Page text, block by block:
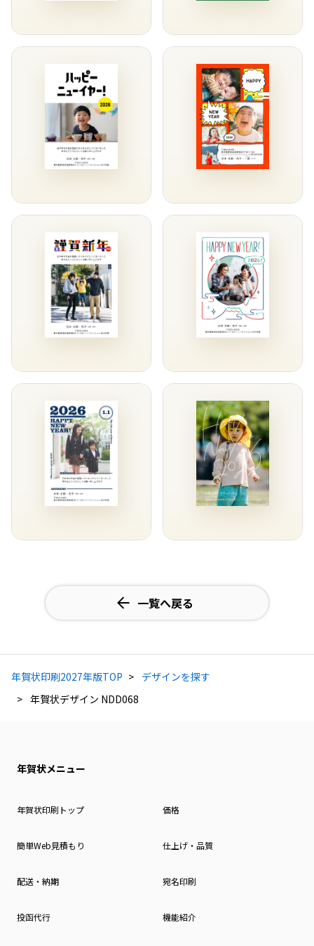
一覧へ戻る
年賀状印刷2027年版TOP
デザインを探す
年賀状デザイン NDD068
年賀状メニュー
年賀状印刷トップ 価格
簡単Web見積もり 仕上げ・品質
配送・納期 宛名印刷
投函代行 機能紹介